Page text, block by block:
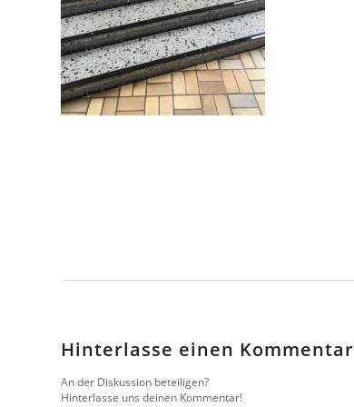
Hinterlasse einen Kommentar
An der Diskussion beteiligen?
Hinterlasse uns deinen Kommentar!